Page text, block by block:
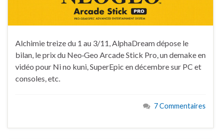
Alchimie treize du 1 au 3/11, AlphaDream dépose le
bilan, le prix du Neo·Geo Arcade Stick Pro, un demake en
vidéo pour Ni no kuni, SuperEpic en décembre sur PC et
consoles, etc.
7 Commentaires